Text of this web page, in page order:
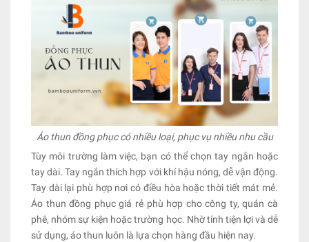
Áo thun đồng phục có nhiều loại, phục vụ nhiều nhu cầu
Tùy môi trường làm việc, bạn có thể chọn tay ngắn hoặc
tay dài. Tay ngắn thích hợp với khí hậu nóng, dễ vận động.
Tay dài lại phù hợp nơi có điều hòa hoặc thời tiết mát mẻ.
Áo thun đồng phục giá rẻ phù hợp cho công ty, quán cà
phê, nhóm sự kiện hoặc trường học. Nhờ tính tiện lợi và dễ
sử dụng, áo thun luôn là lựa chọn hàng đầu hiện nay.